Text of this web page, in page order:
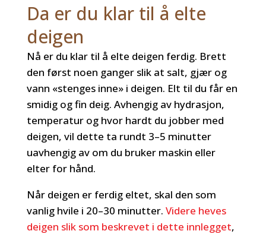
Da er du klar til å elte
deigen
Nå er du klar til å elte deigen ferdig. Brett
den først noen ganger slik at salt, gjær og
vann «stenges inne» i deigen. Elt til du får en
smidig og fin deig. Avhengig av hydrasjon,
temperatur og hvor hardt du jobber med
deigen, vil dette ta rundt 3–5 minutter
uavhengig av om du bruker maskin eller
elter for hånd.
Når deigen er ferdig eltet, skal den som
vanlig hvile i 20–30 minutter. Videre heves
deigen slik som beskrevet i dette innlegget,